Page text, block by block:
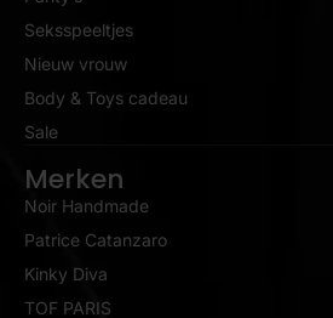
Seksspeeltjes
Nieuw vrouw
Body & Toys cadeau
Sale
Merken
Noir Handmade
Patrice Catanzaro
Kinky Diva
TOF PARIS